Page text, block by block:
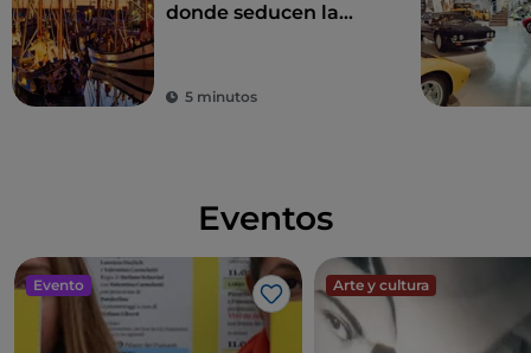
donde seducen la
buena comida
5 minutos
Eventos
Evento
Me gusta
Arte y cultura